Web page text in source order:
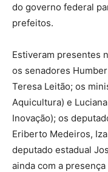
do governo federal
prefeitos.
Estiveram presentes
os senadores
Teresa Leitão; os
Aquicultura) e
Inovação); os
Eriberto Medeiros,
deputado estadual
ainda com a